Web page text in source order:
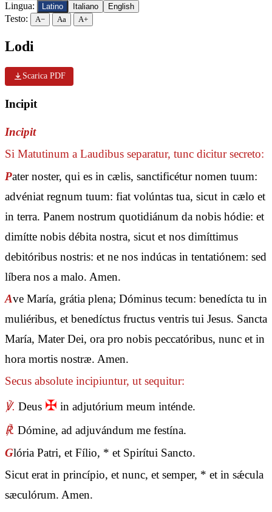
Lingua: Latino Italiano English
Testo: A− Aa A+
Lodi
Scarica PDF
Incipit
Incipit
Si Matutinum a Laudibus separatur, tunc dicitur secreto:
Pater noster, qui es in cælis, sanctificétur nomen tuum:
advéniat regnum tuum: fiat volúntas tua, sicut in cælo et
in terra. Panem nostrum quotidiánum da nobis hódie: et
dimítte nobis débita nostra, sicut et nos dimíttimus
debitóribus nostris: et ne nos indúcas in tentatiónem: sed
líbera nos a malo. Amen.
Ave María, grátia plena; Dóminus tecum: benedícta tu in
muliéribus, et benedíctus fructus ventris tui Jesus. Sancta
María, Mater Dei, ora pro nobis peccatóribus, nunc et in
hora mortis nostræ. Amen.
Secus absolute incipiuntur, ut sequitur:
℣. Deus ✠ in adjutórium meum inténde.
℟. Dómine, ad adjuvándum me festína.
Glória Patri, et Fílio, * et Spirítui Sancto.
Sicut erat in princípio, et nunc, et semper, * et in sǽcula
sæculórum. Amen.